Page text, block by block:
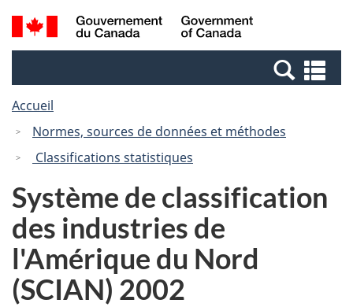
Passer
au
Passer
à
Canada
Recherche
et
et
Accueil
Normes, sources de données et méthodes
Classifications statistiques
Système de classification
des industries de
l'Amérique du Nord
(SCIAN) 2002